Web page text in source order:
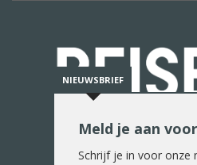
De reiswereld in
NIEUWSBRIEF
Meld je aan
Schrijf je in voor onze